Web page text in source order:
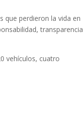
que perdieron la vida en
transparencia
vehículos, cuatro